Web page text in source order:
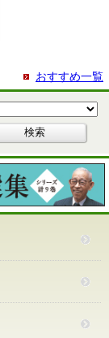
おすすめ一覧